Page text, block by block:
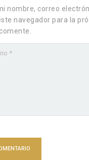
nombre, correo
navegador para la